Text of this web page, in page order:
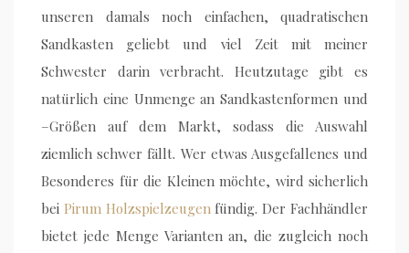
unseren damals noch einfachen, quadratischen
Sandkasten geliebt und viel Zeit mit meiner
Schwester darin verbracht. Heutzutage gibt es
natürlich eine Unmenge an Sandkastenformen und
–Größen auf dem Markt, sodass die Auswahl
ziemlich schwer fällt. Wer etwas Ausgefallenes und
Besonderes für die Kleinen möchte, wird sicherlich
bei Pirum Holzspielzeugenfündig. Der Fachhändler
bietet jede Menge Varianten an, die zugleich noch